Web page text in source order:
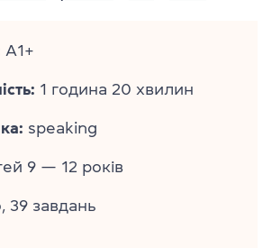
A1+
1 година 20 хвилин
speaking
9 — 12 років
39 завдань